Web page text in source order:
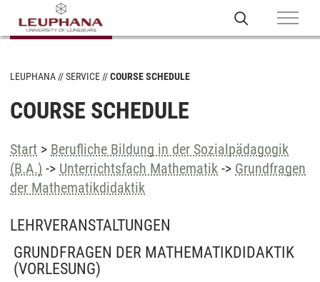
LEUPHANA SERVICE COURSE SCHEDULE
COURSE SCHEDULE
Start > Berufliche Bildung in der Sozialpädagogik
(B.A.) -> Unterrichtsfach Mathematik -> Grundfragen
der Mathematikdidaktik
LEHRVERANSTALTUNGEN
GRUNDFRAGEN DER MATHEMATIKDIDAKTIK
(VORLESUNG)